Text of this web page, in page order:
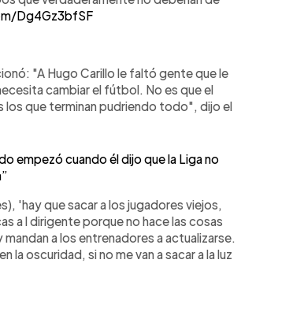
Dg4Gz3bfSF
"A Hugo Carillo le faltó gente que le
cambiar el fútbol. No es que el
los que terminan pudriendo todo", dijo el
empezó cuando él dijo que la Liga no
'hay que sacar a los jugadores viejos,
a l dirigente porque no hace las cosas
a los entrenadores a actualizarse.
la oscuridad, si no me van a sacar a la luz